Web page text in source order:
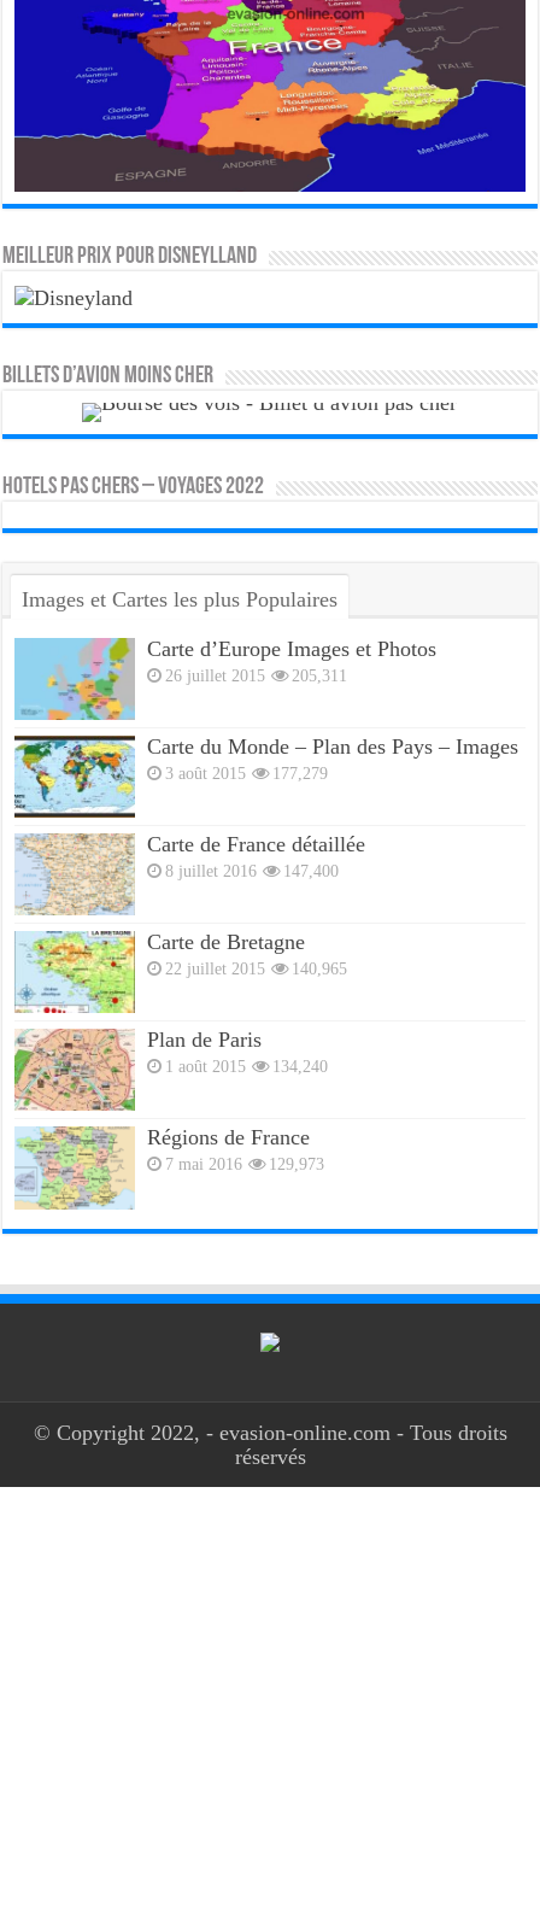
MEILLEUR PRIX POUR DISNEYLLAND
Billets d’avion moins cher
HOTELS PAS CHERS – VOYAGES 2022
Images et Cartes les plus Populaires
Carte d’Europe Images et Photos
26 juillet 2015 205,311
Carte du Monde – Plan des Pays – Images
3 août 2015 177,279
Carte de France détaillée
8 juillet 2016 147,400
Carte de Bretagne
22 juillet 2015 140,965
Plan de Paris
1 août 2015 134,240
Régions de France
7 mai 2016 129,973
© Copyright 2022, - evasion-online.com - Tous droits
réservés